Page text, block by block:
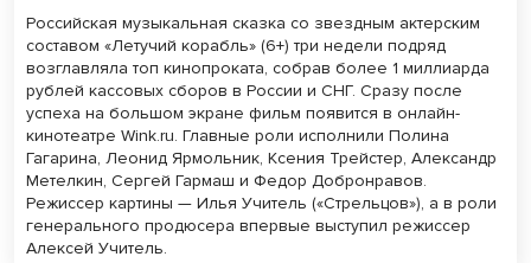
Российская музыкальная сказка со звездным актерским
составом «Летучий корабль» (6+) три недели подряд
возглавляла топ кинопроката, собрав более 1 миллиарда
рублей кассовых сборов в России и СНГ. Сразу после
успеха на большом экране фильм появится в онлайн-
кинотеатре Wink.ru. Главные роли исполнили Полина
Гагарина, Леонид Ярмольник, Ксения Трейстер, Александр
Метелкин, Сергей Гармаш и Федор Добронравов.
Режиссер картины — Илья Учитель («Стрельцов»), а в роли
генерального продюсера впервые выступил режиссер
Алексей Учитель.